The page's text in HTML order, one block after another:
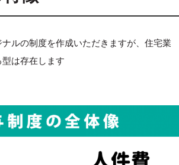
ルの制度を作成いただきますが、住宅業
は存在します